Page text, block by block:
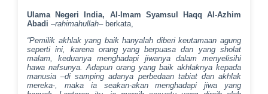
Ulama Negeri India, Al-Imam Syamsul Haqq Al-Azhim
Abadi –rahimahullah– berkata,
“Pemilik akhlak yang baik hanyalah diberi keutamaan agung
seperti ini, karena orang yang berpuasa dan yang sholat
malam, keduanya menghadapi jiwanya dalam menyelisihi
hawa nafsunya. Adapun orang yang baik akhlaknya kepada
manusia –di samping adanya perbedaan tabiat dan akhlak
mereka-, maka ia seakan-akan menghadapi jiwa yang